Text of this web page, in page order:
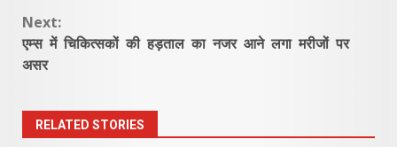
Next:
एम्स में चिकित्सकों की हड़ताल का नजर आने लगा मरीजों पर
असर
RELATED STORIES